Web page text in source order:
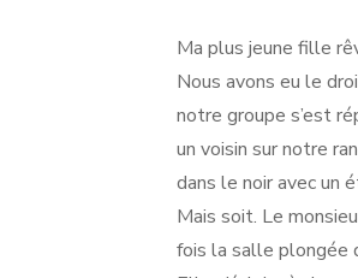
Ma plus jeune fille
Nous avons eu le
notre groupe s’est
un voisin sur notre
dans le noir avec un
Mais soit. Le
fois la salle plongée